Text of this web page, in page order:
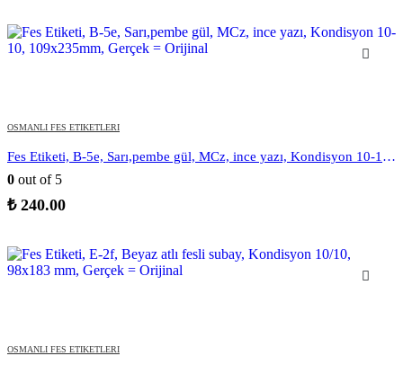
OSMANLI FES ETIKETLERI
Fes Etiketi, B-5e, Sarı,pembe gül, MCz, ince yazı, Kondisyon 10-10, 109x235mm, Gerçek = Orijinal
0 out of 5
₺240.00
OSMANLI FES ETIKETLERI